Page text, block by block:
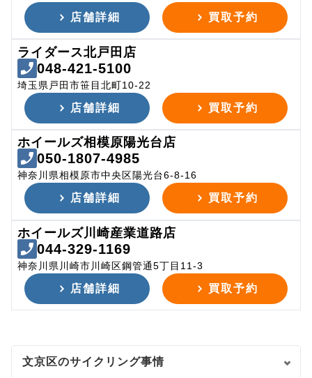
店舗詳細 買取予約
ライダース北戸田店
048-421-5100
埼玉県戸田市笹目北町10-22
店舗詳細 買取予約
ホイールズ相模原陽光台店
050-1807-4985
神奈川県相模原市中央区陽光台6-8-16
店舗詳細 買取予約
ホイールズ川崎産業道路店
044-329-1169
神奈川県川崎市川崎区鋼管通5丁目11-3
店舗詳細 買取予約
文京区のサイクリング事情